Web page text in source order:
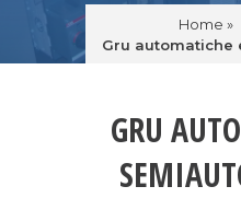
Home »
Gru automatiche
GRU